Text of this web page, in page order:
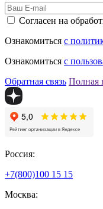
Согласен на
Ознакомиться с
Ознакомиться с
Обратная связь Полная
Россия:
+7(800)100 15 15
Москва: